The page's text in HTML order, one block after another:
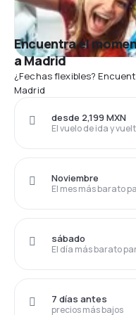
Encuentra el
a Madrid
¿Fechas flexibles?
Madrid
El vuelo de ida y
desde 2,199 MXN
El mes más barato
Noviembre
El día más barato
sábado
precios más bajos
7 días antes